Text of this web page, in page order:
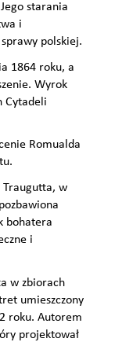
starania
i
polskiej.
1864 roku, a
Wyrok
Cytadeli
Romualda
Traugutta, w
bohatera
i
w zbiorach
umieszczony
roku. Autorem
projektował